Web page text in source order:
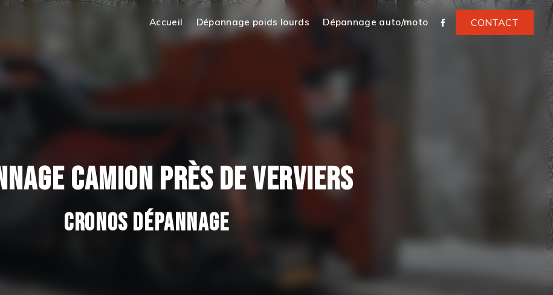
Accueil Dépannage poids lourds Dépannage auto/moto CONTACT
CAMION PRÈS DE VERVIERS
CRONOS DÉPANNAGE